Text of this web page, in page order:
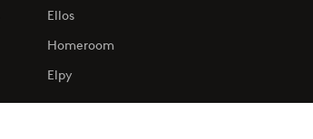
Ellos
Homeroom
Elpy